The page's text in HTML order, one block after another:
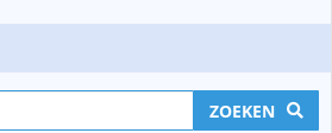
ZOEKEN